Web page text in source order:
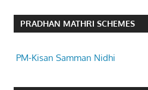
PRADHAN MATHRI SCHEMES
PM-Kisan Samman Nidhi